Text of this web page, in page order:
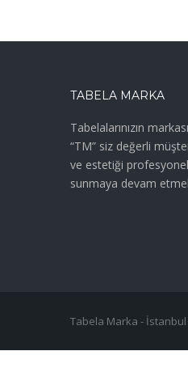
TABELA MARKA
Tabelalarınızın
“TM” siz değerli
ve estetiği
sunmaya devam
Tabela Marka - İstanbul